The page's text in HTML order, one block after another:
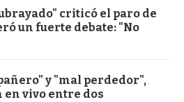
criticó el paro de
un fuerte debate: "No
y "mal perdedor",
vivo entre dos